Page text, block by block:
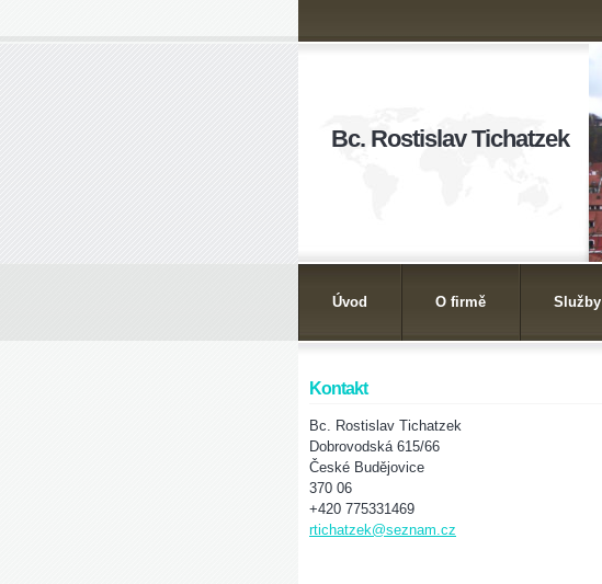
Bc. Rostislav Tichatzek
Úvod O firmě Služby
Kontakt
Bc. Rostislav Tichatzek
Dobrovodská 615/66
České Budějovice
370 06
+420 775331469
rtichatzek@seznam.cz